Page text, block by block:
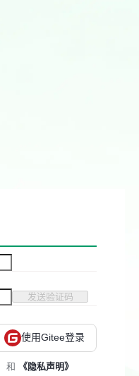
发送验证码
使用Gitee登录
和 《隐私声明》